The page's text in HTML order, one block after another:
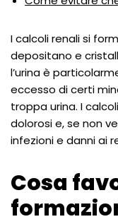
I calcoli renali si
depositano e
l’urina è
eccesso di certi
troppa urina. I
dolorosi e, se non
infezioni e danni ai
Cosa